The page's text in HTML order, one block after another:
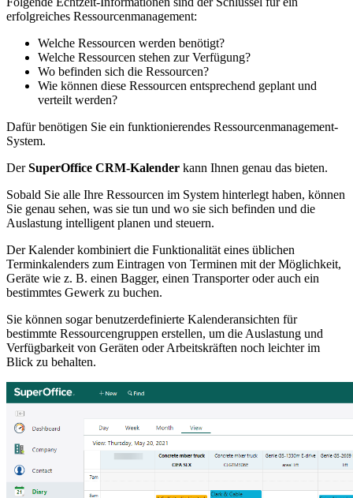
erfolgreiches Ressourcenmanagement:
Welche Ressourcen werden benötigt?
Welche Ressourcen stehen zur Verfügung?
Wo befinden sich die Ressourcen?
Wie können diese Ressourcen entsprechend geplant und
verteilt werden?
Dafür benötigen Sie ein funktionierendes Ressourcenmanagement-
System.
DerSuperOffice CRM-Kalender kann Ihnen genau das bieten.
Sobald Sie alle Ihre Ressourcen im System hinterlegt haben, können
Sie genau sehen, was sie tun und wo sie sich befinden und die
Auslastung intelligent planen und steuern.
Der Kalender kombiniert die Funktionalität eines üblichen
Terminkalenders zum Eintragen von Terminen mit der Möglichkeit,
Geräte wie z. B. einen Bagger, einen Transporter oder auch ein
bestimmtes Gewerk zu buchen.
Sie können sogar benutzerdefinierte Kalenderansichten für
bestimmte Ressourcengruppen erstellen, um die Auslastung und
Verfügbarkeit von Geräten oder Arbeitskräften noch leichter im
Blick zu behalten.